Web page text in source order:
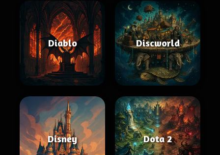
Diablo Discworld
Disney Dota 2